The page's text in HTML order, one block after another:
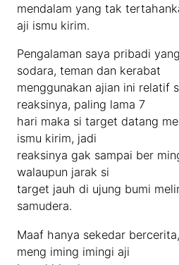
mendalam yang tak
aji ismu kirim.
Pengalaman saya pribadi
sodara, teman dan kerabat
menggunakan ajian ini relatif
reaksinya, paling lama 7
hari maka si target datang
ismu kirim, jadi
reaksinya gak sampai ber
walaupun jarak si
target jauh di ujung bumi
samudera.
Maaf hanya sekedar
meng iming imingi aji